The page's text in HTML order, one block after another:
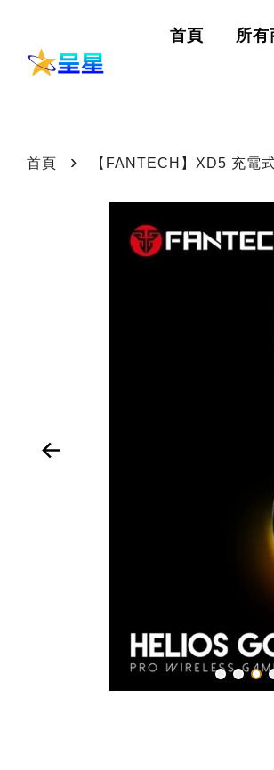
首頁 所有
首頁 › 【FANTECH】XD5 充電